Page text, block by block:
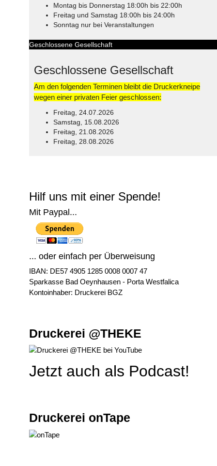
Montag bis Donnerstag 18:00h bis 22:00h
Freitag und Samstag 18:00h bis 24:00h
Sonntag nur bei Veranstaltungen
Geschlossene Gesellschaft
Geschlossene Gesellschaft
Am den folgenden Terminen bleibt die Druckerkneipe
wegen einer privaten Feier geschlossen:
Freitag, 24.07.2026
Samstag, 15.08.2026
Freitag, 21.08.2026
Freitag, 28.08.2026
Hilf uns mit einer Spende!
Mit Paypal...
... oder einfach per Überweisung
IBAN: DE57 4905 1285 0008 0007 47
Sparkasse Bad Oeynhausen - Porta Westfalica
Kontoinhaber: Druckerei BGZ
Druckerei @THEKE
Jetzt auch als Podcast!
Druckerei onTape